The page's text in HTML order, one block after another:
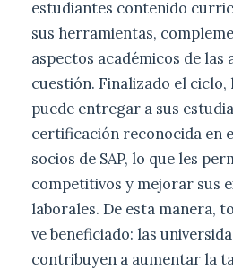
estudiantes contenido
sus herramientas,
aspectos académicos de las
cuestión. Finalizado el ciclo,
puede entregar a sus
certificación reconocida en
socios de SAP, lo que les
competitivos y mejorar sus
laborales. De esta manera,
ve beneficiado: las
contribuyen a aumentar la